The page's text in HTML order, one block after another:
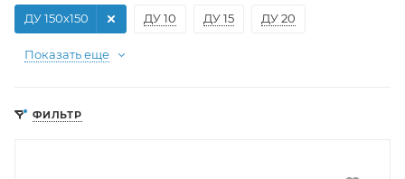
ДУ 10 ДУ 15 ДУ 20
ДУ 150х150
Показать еще
ФИЛЬТР